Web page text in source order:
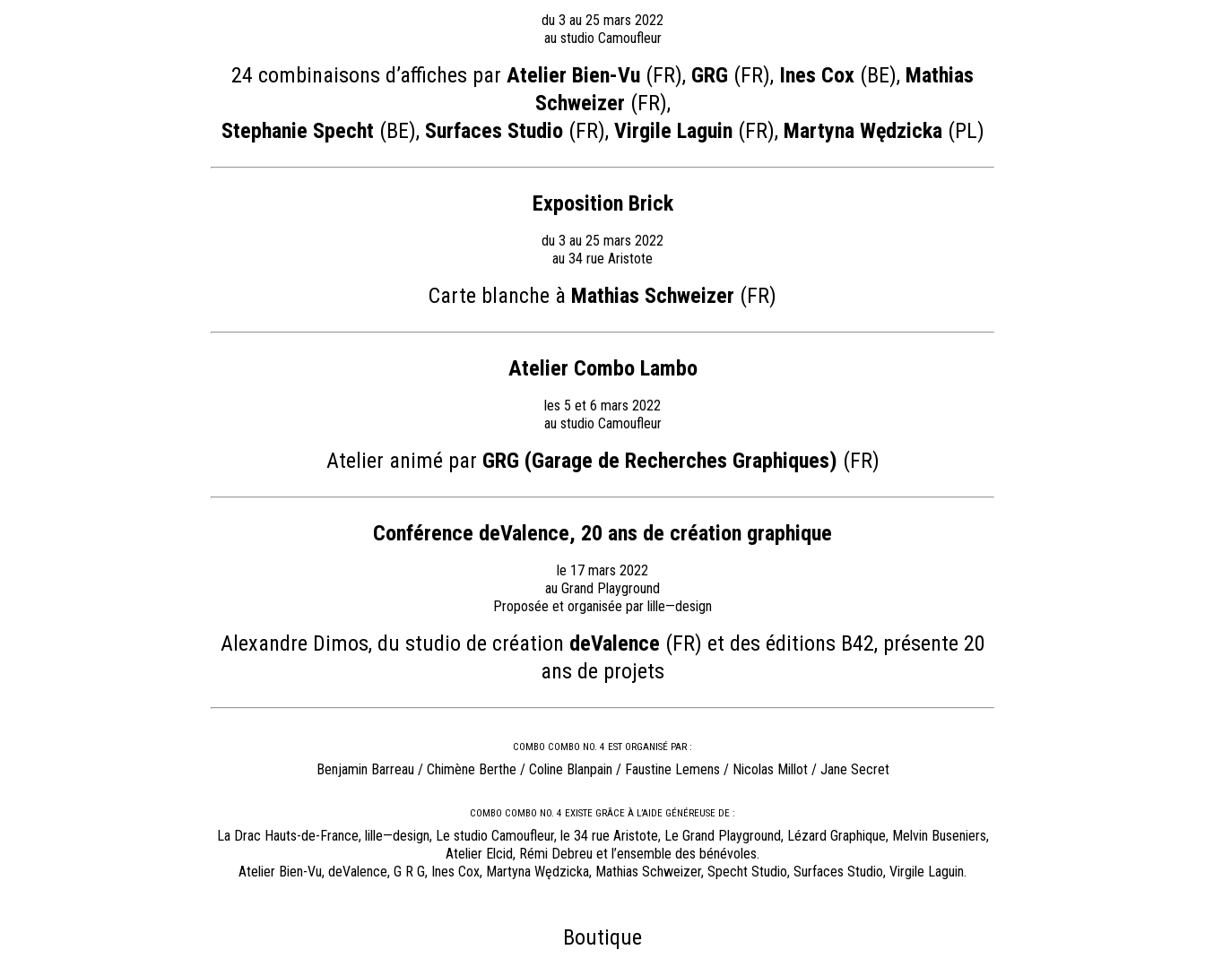
du 3 au 25 mars 2022
au studio Camoufleur
24 combinaisons d’affiches par Atelier Bien-Vu (FR), GRG (FR), Ines Cox (BE), Mathias
Schweizer (FR),
Stephanie Specht (BE), Surfaces Studio(FR), Virgile Laguin(FR), Martyna Wędzicka(PL)
Exposition Brick
du 3 au 25 mars 2022
au 34 rue Aristote
Carte blanche à Mathias Schweizer (FR)
Atelier Combo Lambo
les 5 et 6 mars 2022
au studio Camoufleur
Atelier animé par GRG (Garage de Recherches Graphiques) (FR)
Conférence deValence, 20 ans de création graphique
le 17 mars 2022
au Grand Playground
Proposée et organisée par lille—design
Alexandre Dimos, du studio de création deValence (FR) et des éditions B42, présente 20
ans de projets
COMBO COMBO NO. 4 EST ORGANISÉ PAR :
Benjamin Barreau / Chimène Berthe / Coline Blanpain / Faustine Lemens / Nicolas Millot / Jane Secret
COMBO COMBO NO. 4 EXISTE GRÂCE À L’AIDE GÉNÉREUSE DE :
La Drac Hauts-de-France, lille—design, Le studio Camoufleur, le 34 rue Aristote, Le Grand Playground, Lézard Graphique, Melvin Buseniers,
Atelier Elcid, Rémi Debreu et l’ensemble des bénévoles.
Atelier Bien-Vu, deValence, G R G, Ines Cox, Martyna Wędzicka, Mathias Schweizer, Specht Studio, Surfaces Studio, Virgile Laguin.
Boutique